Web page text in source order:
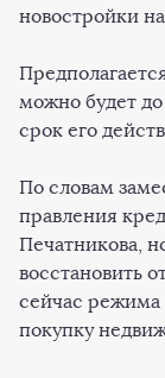
новостройки
можно будет до
срок его
По словам
правления
Печатникова,
восстановить
сейчас режима
покупку